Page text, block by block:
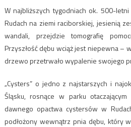
W najbliższych tygodniach ok. 500-letni
Rudach na ziemi raciborskiej, jesienią
wandali, przejdzie tomografię
Przyszłość dębu wciąż jest niepewna –
drzewo przetrwało wypalenie swojego
„Cysters” o jedno z najstarszych i
Śląsku, rosnące w parku otaczającym
dawnego opactwa cystersów w
podłożony wewnątrz pnia dębu, który